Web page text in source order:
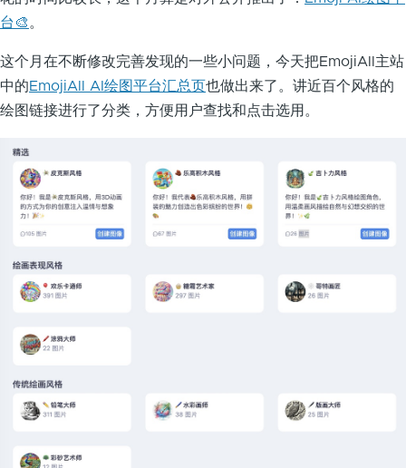
台🎨 。
这个月在不断修改完善发现的一些小问题，今天把EmojiAll主站
中的EmojiAll AI绘图平台汇总页也做出来了。讲近百个风格的
绘图链接进行了分类，方便用户查找和点击选用。